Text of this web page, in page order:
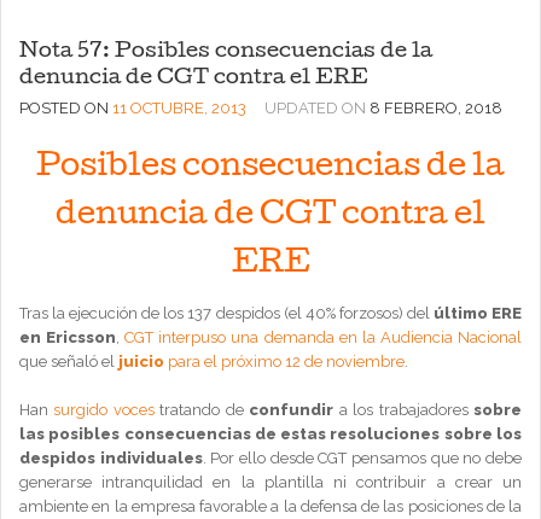
Nota 57: Posibles consecuencias de la
denuncia de CGT contra el ERE
POSTED ON 11 OCTUBRE, 2013 UPDATED ON 8 FEBRERO, 2018
Posibles consecuencias de la
denuncia de CGT contra el
ERE
Tras la ejecución de los 137 despidos (el 40% forzosos) del último ERE
en Ericsson,CGT interpuso una demanda en la Audiencia Nacional
que señaló el juicio para el próximo 12 de noviembre.
Hansurgido vocestratando de confundir a los trabajadoressobre
las posibles consecuencias de estas resoluciones sobre los
despidos individuales. Por ello desde CGT pensamos que no debe
generarse intranquilidad en la plantilla ni contribuir a crear un
ambiente en la empresa favorable a la defensa de las posiciones de la